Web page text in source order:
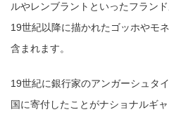
ルやレンブラントといったフラン
19世紀以降に描かれたゴッホやモ
含まれます。
19世紀に銀行家のアンガーシュタ
国に寄付したことがナショナルギ